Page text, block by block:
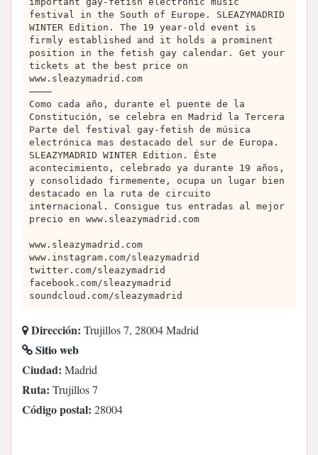
festival in the South of Europe. SLEAZYMADRID
WINTER Edition. The 19 year-old event is
firmly established and it holds a prominent
position in the fetish gay calendar. Get your
tickets at the best price on
www.sleazymadrid.com
————
Como cada año, durante el puente de la
Constitución, se celebra en Madrid la Tercera
Parte del festival gay-fetish de música
electrónica mas destacado del sur de Europa.
SLEAZYMADRID WINTER Edition. Éste
acontecimiento, celebrado ya durante 19 años,
y consolidado firmemente, ocupa un lugar bien
destacado en la ruta de circuito
internacional. Consigue tus entradas al mejor
precio en www.sleazymadrid.com
www.sleazymadrid.com
www.instagram.com/sleazymadrid
twitter.com/sleazymadrid
facebook.com/sleazymadrid
soundcloud.com/sleazymadrid
Dirección: Trujillos 7, 28004 Madrid
Sitio web
Ciudad: Madrid
Ruta: Trujillos 7
Código postal: 28004